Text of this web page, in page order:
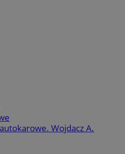
Wojdacz A.